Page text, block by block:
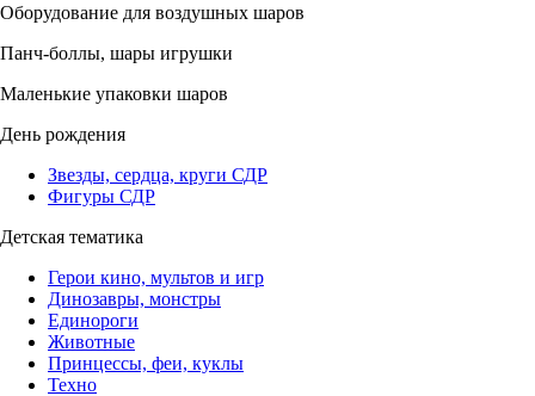
Оборудование для воздушных шаров
Панч-боллы, шары игрушки
Маленькие упаковки шаров
День рождения
Звезды, сердца, круги СДР
Фигуры СДР
Детская тематика
Герои кино, мультов и игр
Динозавры, монстры
Единороги
Животные
Принцессы, феи, куклы
Техно